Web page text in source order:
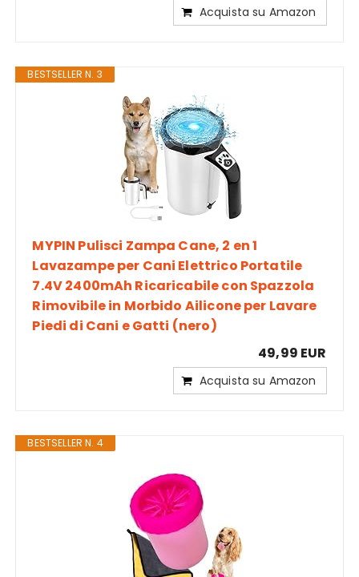
Acquista su Amazon
BESTSELLER N. 3
MYPIN Pulisci Zampa Cane, 2 en 1
Lavazampe per Cani Elettrico Portatile
7.4V 2400mAh Ricaricabile con Spazzola
Rimovibile in Morbido Ailicone per Lavare
Piedi di Cani e Gatti (nero)
49,99 EUR
Acquista su Amazon
BESTSELLER N. 4